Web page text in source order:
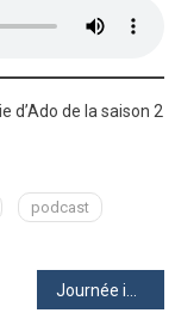
d’Ado de la saison 2
podcast